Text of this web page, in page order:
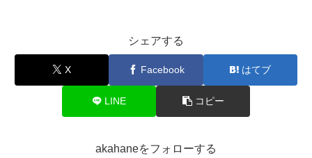
シェアする
X Facebook はてブ
LINE コピー
akahaneをフォローする